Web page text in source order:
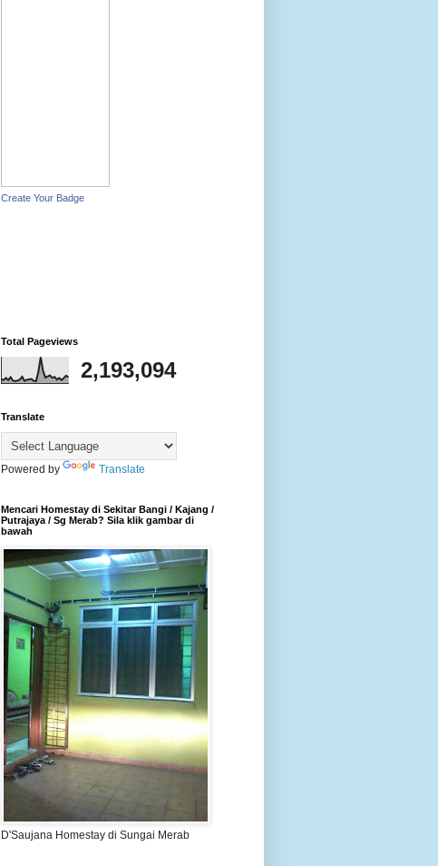
Create Your Badge
Total Pageviews
2,193,094
Translate
Powered by Translate
Mencari Homestay di Sekitar Bangi / Kajang /
Putrajaya / Sg Merab? Sila klik gambar di
bawah
D'Saujana Homestay di Sungai Merab